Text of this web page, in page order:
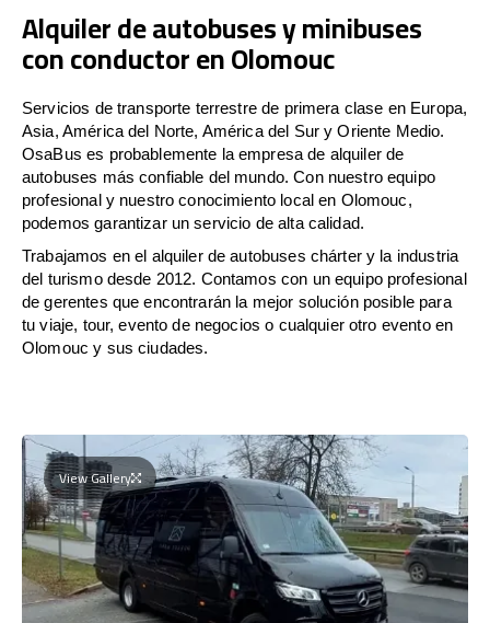
Alquiler de autobuses y minibuses
con conductor en Olomouc
Servicios de transporte terrestre de primera clase en Europa,
Asia, América del Norte, América del Sur y Oriente Medio.
OsaBus es probablemente la empresa de alquiler de
autobuses más confiable del mundo. Con nuestro equipo
profesional y nuestro conocimiento local en Olomouc,
podemos garantizar un servicio de alta calidad.
Trabajamos en el alquiler de autobuses chárter y la industria
del turismo desde 2012. Contamos con un equipo profesional
de gerentes que encontrarán la mejor solución posible para
tu viaje, tour, evento de negocios o cualquier otro evento en
Olomouc y sus ciudades.
View Gallery